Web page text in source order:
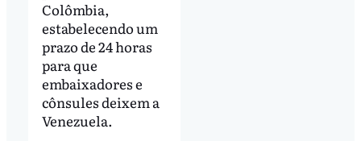
Colômbia,
estabelecendo um
prazo de 24 horas
para que
embaixadores e
cônsules deixem a
Venezuela.